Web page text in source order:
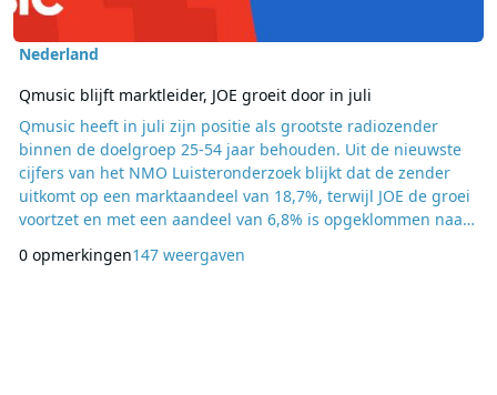
Nederland
Qmusic blijft marktleider, JOE groeit door in juli
Qmusic heeft in juli zijn positie als grootste radiozender
binnen de doelgroep 25-54 jaar behouden. Uit de nieuwste
cijfers van het NMO Luisteronderzoek blijkt dat de zender
uitkomt op een marktaandeel van 18,7%, terwijl JOE de groei
voortzet en met een aandeel van 6,8% is opgeklommen naar
DPG Media een marktaandeel van 30,7%. Qmusic bereikte in
0 opmerkingen147 weergaven